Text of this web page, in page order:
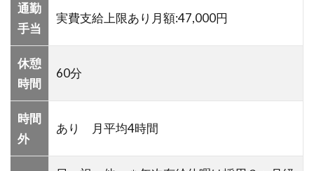
通勤
手当
実費支給上限あり月額:47,000円
休憩
時間
60分
時間
外
あり 月平均4時間